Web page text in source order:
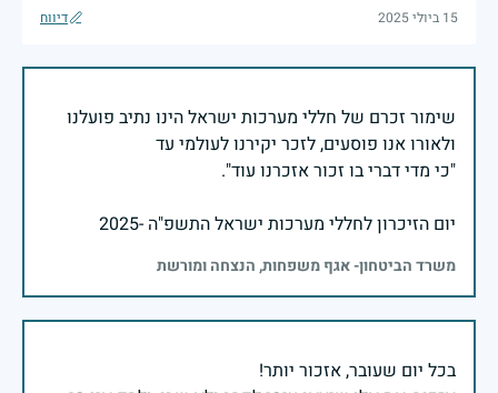
15 ביולי 2025 דיווח
שימור זכרם של חללי מערכות ישראל הינו נתיב פועלנו
יום הזיכרון לחללי מערכות ישראל התשפ"ה -2025
משרד הביטחון- אגף משפחות, הנצחה ומורשת